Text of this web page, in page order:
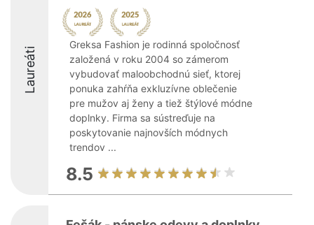
Laureáti
Greksa Fashion je rodinná spoločnosť
založená v roku 2004 so zámerom
vybudovať maloobchodnú sieť, ktorej
ponuka zahŕňa exkluzívne oblečenie
pre mužov aj ženy a tiež štýlové módne
doplnky. Firma sa sústreďuje na
poskytovanie najnovších módnych
trendov ...
8.5